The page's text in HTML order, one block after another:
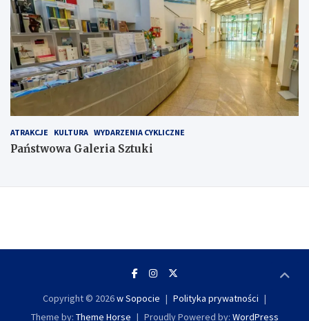
ATRAKCJE KULTURA WYDARZENIA CYKLICZNE
Państwowa Galeria Sztuki
Copyright © 2026w Sopocie
Polityka prywatności
Theme by: Theme Horse Proudly Powered by: WordPress